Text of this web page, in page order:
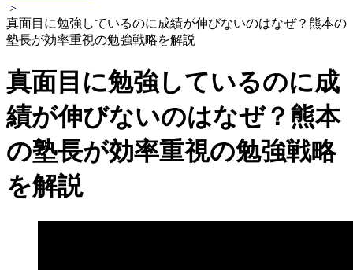
>
真面目に勉強しているのに成績が伸びないのはなぜ？熊本の
塾長が効率重視の勉強戦略を解説
真面目に勉強しているのに成
績が伸びないのはなぜ？熊本
の塾長が効率重視の勉強戦略
を解説